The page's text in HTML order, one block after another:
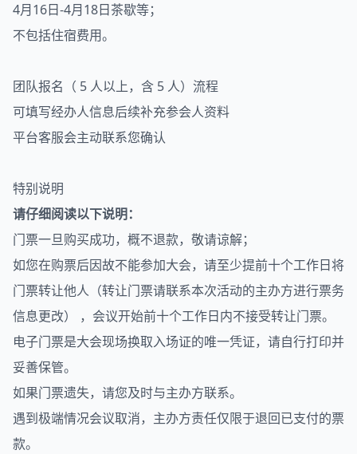
4月16日-4月18日茶歇等；
不包括住宿费用。
团队报名（ 5 人以上，含 5 人）流程
可填写经办人信息后续补充参会人资料
平台客服会主动联系您确认
特别说明
请仔细阅读以下说明：
门票一旦购买成功，概不退款，敬请谅解；
如您在购票后因故不能参加大会，请至少提前十个工作日将
门票转让他人（转让门票请联系本次活动的主办方进行票务
信息更改） ，会议开始前十个工作日内不接受转让门票。
电子门票是大会现场换取入场证的唯一凭证，请自行打印并
妥善保管。
如果门票遗失，请您及时与主办方联系。
遇到极端情况会议取消，主办方责任仅限于退回已支付的票
款。